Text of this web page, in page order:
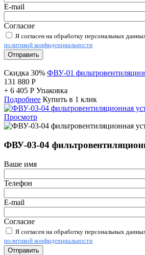
E-mail
Согласие
Я согласен на обработку персональных
политикой конфиденциальности
Отправить
Скидка 30% ФВУ-01
131 880 Р
+ 6 405 Р Упаковка
Подробнее Купить в 1 клик
Просмотр
ФВУ-03-04
Ваше имя
Телефон
E-mail
Согласие
Я согласен на обработку персональных
политикой конфиденциальности
Отправить